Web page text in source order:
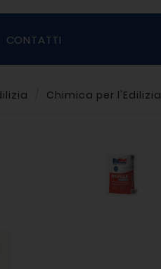
CONTATTI
Chimica per l'Edilizia